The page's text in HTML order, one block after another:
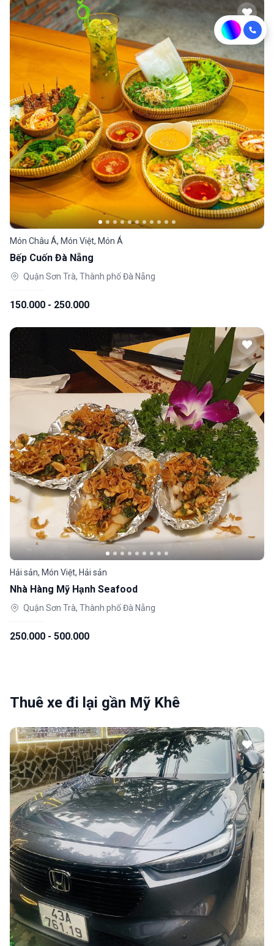
Món Châu Á, Món Việt, Món Á
Bếp Cuốn Đà Nẵng
Quận Sơn Trà, Thành phố Đà Nẵng
150.000 - 250.000
Hải sản, Món Việt, Hải sản
Nhà Hàng Mỹ Hạnh Seafood
Quận Sơn Trà, Thành phố Đà Nẵng
250.000 - 500.000
Thuê xe đi lại gần Mỹ Khê